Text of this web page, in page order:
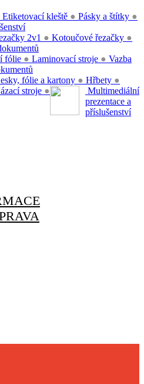
Etiketovací kleště ● Pásky a štítky ●
2v1 ● Kotoučové řezačky ●
fólie ● Laminovací stroje ● Vazba
fólie a kartony ● Hřbety ●
stroje ●
Multimediální
prezentace a
příslušenství